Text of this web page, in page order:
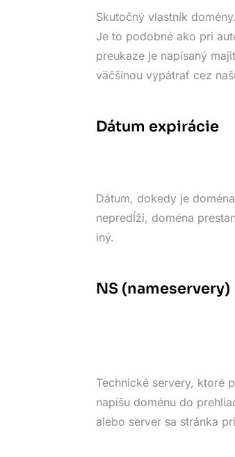
Skutočný vlastník
Je to podobné ako pri
preukaze je napísaný
väčšinou vypátrať cez
Dátum expirácie
Dátum, dokedy je
nepredĺži, doména
iný.
NS (nameservery)
Technické servery, ktoré
napíšu doménu do
alebo server sa stránka